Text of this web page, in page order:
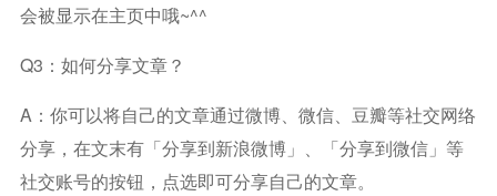
会被显示在主页中哦~^^
Q3：如何分享文章？
A：你可以将自己的文章通过微博、微信、豆瓣等社交网络
分享，在文末有「分享到新浪微博」、「分享到微信」等
社交账号的按钮，点选即可分享自己的文章。